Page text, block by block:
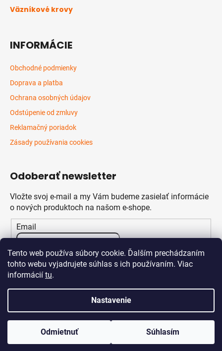
Tento web používa súbory cookie. Ďalším prechádzaním
tohto webu vyjadrujete súhlas s ich používaním. Viac
informácií tu.
Nastavenie
Odmietnuť Súhlasím
Väzníkové krovy
INFORMÁCIE
Obchodné podmienky
Doprava a platba
Ochrana osobných údajov
Odstúpenie od zmluvy
Reklamačný poriadok
Zásady používania cookies
Odoberať newsletter
Vložte svoj e-mail a my Vám budeme zasielať informácie
o nových produktoch na našom e-shope.
Email
Vložením e-mailu súhlasíte spodmienkami ochrany
osobných údajov
PRIHLÁSIŤ SA
Copyright 2026Klikstav.sk. Všetky práva vyhradené.